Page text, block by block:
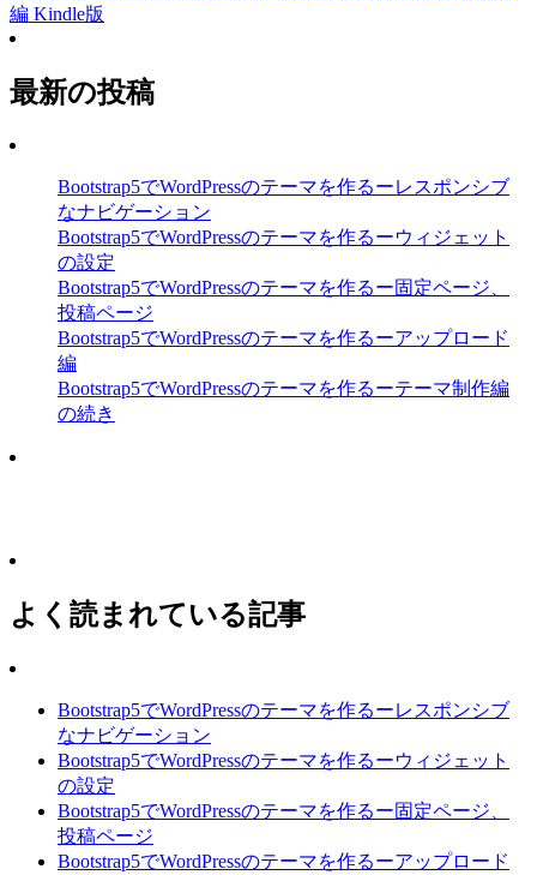
編 Kindle版
最新の投稿
Bootstrap5でWordPressのテーマを作るーレスポンシブ
なナビゲーション
Bootstrap5でWordPressのテーマを作るーウィジェット
の設定
Bootstrap5でWordPressのテーマを作るー固定ページ、
投稿ページ
Bootstrap5でWordPressのテーマを作るーアップロード
編
Bootstrap5でWordPressのテーマを作るーテーマ制作編
の続き
よく読まれている記事
Bootstrap5でWordPressのテーマを作るーレスポンシブ
なナビゲーション
Bootstrap5でWordPressのテーマを作るーウィジェット
の設定
Bootstrap5でWordPressのテーマを作るー固定ページ、
投稿ページ
Bootstrap5でWordPressのテーマを作るーアップロード